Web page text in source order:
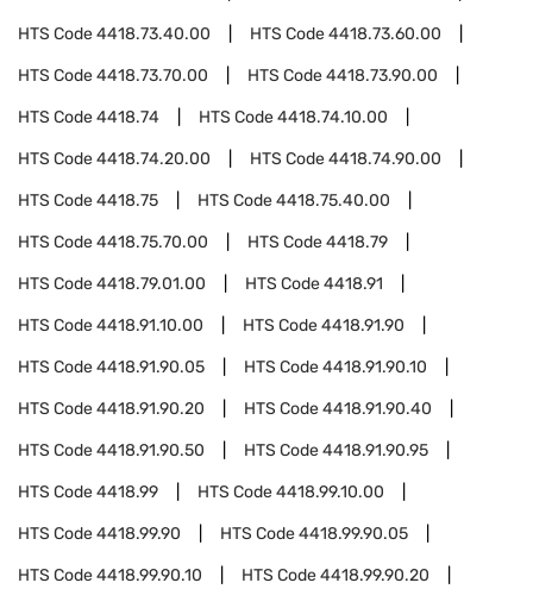
HTS Code4418.73.40.00 HTS Code4418.73.60.00
HTS Code4418.73.70.00 HTS Code4418.73.90.00
HTS Code4418.74 HTS Code4418.74.10.00
HTS Code4418.74.20.00 HTS Code4418.74.90.00
HTS Code4418.75 HTS Code4418.75.40.00
HTS Code4418.75.70.00 HTS Code4418.79
HTS Code4418.79.01.00 HTS Code4418.91
HTS Code4418.91.10.00 HTS Code4418.91.90
HTS Code4418.91.90.05 HTS Code4418.91.90.10
HTS Code4418.91.90.20 HTS Code4418.91.90.40
HTS Code4418.91.90.50 HTS Code4418.91.90.95
HTS Code4418.99 HTS Code4418.99.10.00
HTS Code4418.99.90 HTS Code4418.99.90.05
HTS Code4418.99.90.10 HTS Code4418.99.90.20